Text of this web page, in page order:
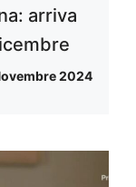
arriva
2024